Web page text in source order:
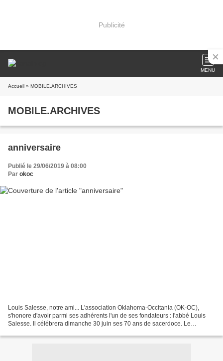
Publicité
MENU
Accueil » MOBILE.ARCHIVES
MOBILE.ARCHIVES
anniversaire
Publié le 29/06/2019 à 08:00
Par okoc
Louis Salesse, notre ami... L'association Oklahoma-Occitania (OK-OC),
s'honore d'avoir parmi ses adhérents l'un de ses fondateurs : l'abbé Louis
Salesse. Il célébrera dimanche 30 juin ses 70 ans de sacerdoce. Le